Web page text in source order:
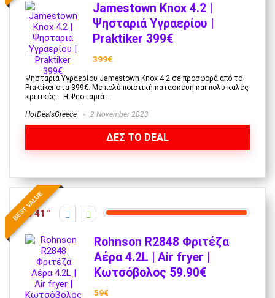
Jamestown Knox 4.2 |
Ψησταριά Υγραερίου |
Praktiker 399€
399€
Ψησταριά Υγραερίου Jamestown Knox 4.2 σε προσφορά από το
Praktiker στα 399€. Με πολύ ποιοτική κατασκευή και πολύ καλές
κριτικές. Η Ψησταριά ...
HotDealsGreece 2 November 2023
ΔΕΣ ΤΟ DEAL
BEST VALUE
41
Rohnson R2848 Φριτέζα
Αέρα 4.2L | Air fryer |
Κωτσόβολος 59.90€
59€